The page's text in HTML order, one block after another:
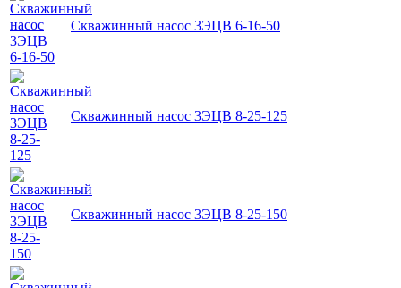
Скважинный насос 3ЭЦВ 6-16-50
Скважинный насос 3ЭЦВ 8-25-125
Скважинный насос 3ЭЦВ 8-25-150